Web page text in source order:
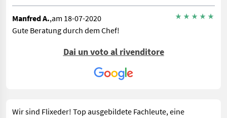
Manfred A.,am 18-07-2020
Gute Beratung durch dem Chef!
Dai un voto al rivenditore
Wir sind Flixeder! Top ausgebildete Fachleute, eine